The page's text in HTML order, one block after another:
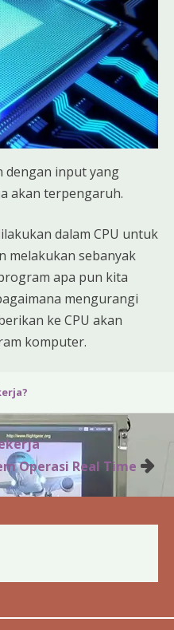
dengan input yang
akan terpengaruh.
dalam CPU untuk
melakukan sebanyak
apa pun kita
mengurangi
ke CPU akan
komputer.
Operasi Real Time